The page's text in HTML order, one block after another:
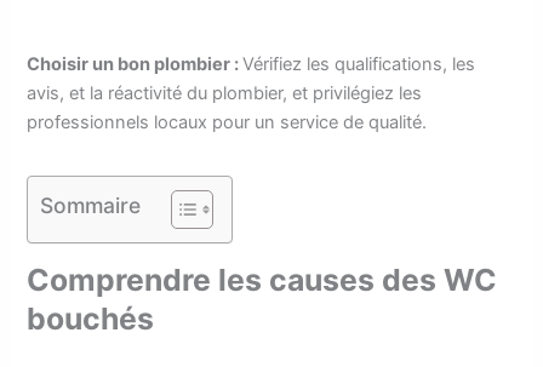
Choisir un bon plombier :Vérifiez les qualifications, les
avis, et la réactivité du plombier, et privilégiez les
professionnels locaux pour un service de qualité.
Sommaire
Comprendre les causes des WC
bouchés